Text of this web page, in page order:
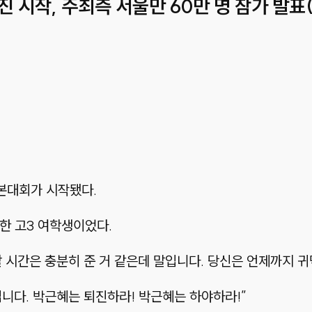
시작, 주최측 서울만 60만 명 참가 발
회가 시작됐다.
고3 여학생이었다.
간은 충분히 준 거 같은데 말입니다. 당신은 언제까지
다. 박근혜는 퇴진하라! 박근혜는 하야하라!”